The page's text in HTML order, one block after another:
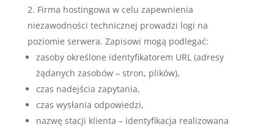
Firma hostingowa w celu zapewnienia
niezawodności technicznej prowadzi logi na
poziomie serwera. Zapisowi mogą podlegać:
zasoby określone identyfikatorem URL (adresy
żądanych zasobów – stron, plików),
czas nadejścia zapytania,
czas wysłania odpowiedzi,
nazwę stacji klienta – identyfikacja realizowana